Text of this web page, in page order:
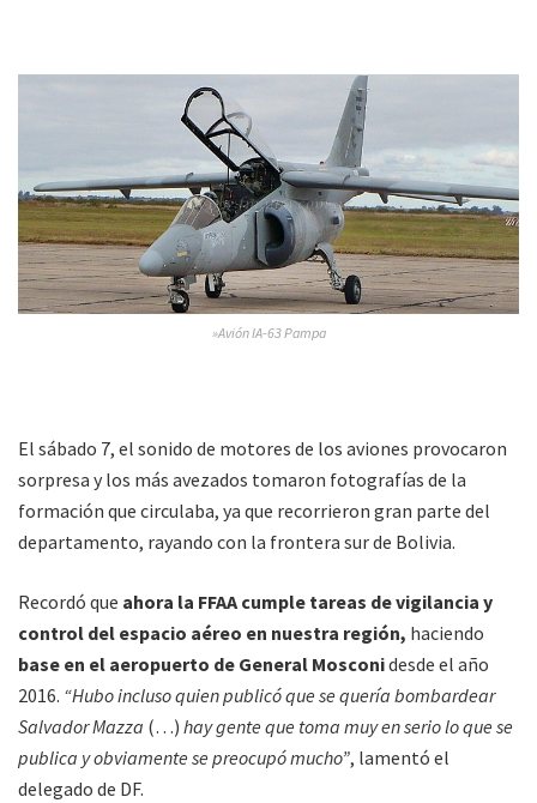
»Avión IA-63 Pampa
El sábado 7, el sonido de motores de los aviones provocaron
sorpresa y los más avezados tomaron fotografías de la
formación que circulaba, ya que recorrieron gran parte del
departamento, rayando con la frontera sur de Bolivia.
Recordó que ahora la FFAA cumple tareas de vigilancia y
control del espacio aéreo en nuestra región, haciendo
base en el aeropuerto de General Mosconidesde el año
2016. “Hubo incluso quien publicó que se quería bombardear
Salvador Mazza (…) hay gente que toma muy en serio lo que se
publica y obviamente se preocupó mucho”, lamentó el
delegado de DF.